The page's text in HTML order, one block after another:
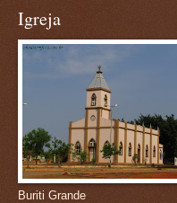
Igreja
Buriti Grande